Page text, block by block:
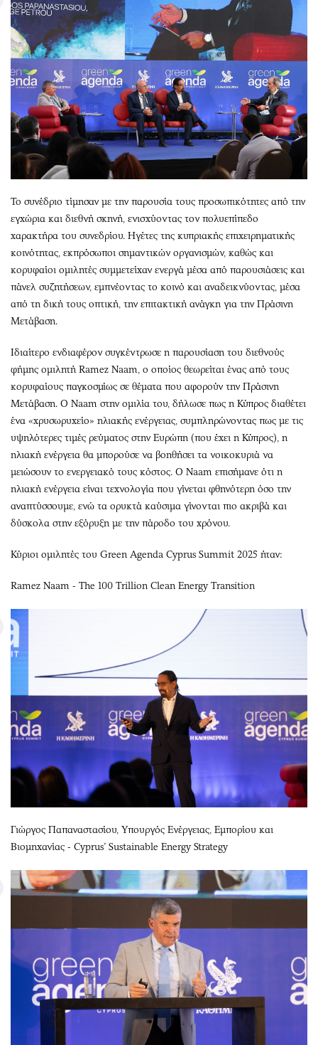
Το συνέδριο τίμησαν με την παρουσία τους προσωπικότητες από την
εγχώρια και διεθνή σκηνή, ενισχύοντας τον πολυεπίπεδο
χαρακτήρα του συνεδρίου. Ηγέτες της κυπριακής επιχειρηματικής
κοινότητας, εκπρόσωποι σημαντικών οργανισμών, καθώς και
κορυφαίοι ομιλητές συμμετείχαν ενεργά μέσα από παρουσιάσεις και
πάνελ συζητήσεων, εμπνέοντας το κοινό και αναδεικνύοντας, μέσα
από τη δική τους οπτική, την επιτακτική ανάγκη για την Πράσινη
Μετάβαση.
Ιδιαίτερο ενδιαφέρον συγκέντρωσε η παρουσίαση του διεθνούς
φήμης ομιλητή Ramez Naam, ο οποίος θεωρείται ένας από τους
κορυφαίους παγκοσμίως σε θέματα που αφορούν την Πράσινη
Μετάβαση. Ο Naam στην ομιλία του, δήλωσε πως η Κύπρος διαθέτει
ένα «χρυσωρυχείο» ηλιακής ενέργειας, συμπληρώνοντας πως με τις
υψηλότερες τιμές ρεύματος στην Ευρώπη (που έχει η Κύπρος), η
ηλιακή ενέργεια θα μπορούσε να βοηθήσει τα νοικοκυριά να
μειώσουν το ενεργειακό τους κόστος. Ο Naam επισήμανε ότι η
ηλιακή ενέργεια είναι τεχνολογία που γίνεται φθηνότερη όσο την
αναπτύσσουμε, ενώ τα ορυκτά καύσιμα γίνονται πιο ακριβά και
δύσκολα στην εξόρυξη με την πάροδο του χρόνου.
Κύριοι ομιλητές του Green Agenda Cyprus Summit 2025 ήταν:
Ramez Naam - The 100 Trillion Clean Energy Transition
Γιώργος Παπαναστασίου, Υπουργός Ενέργειας, Εμπορίου και
Βιομηχανίας - Cyprus’ Sustainable Energy Strategy